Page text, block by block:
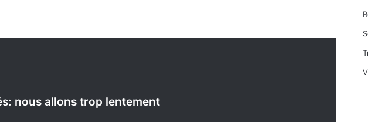
nous allons trop lentement